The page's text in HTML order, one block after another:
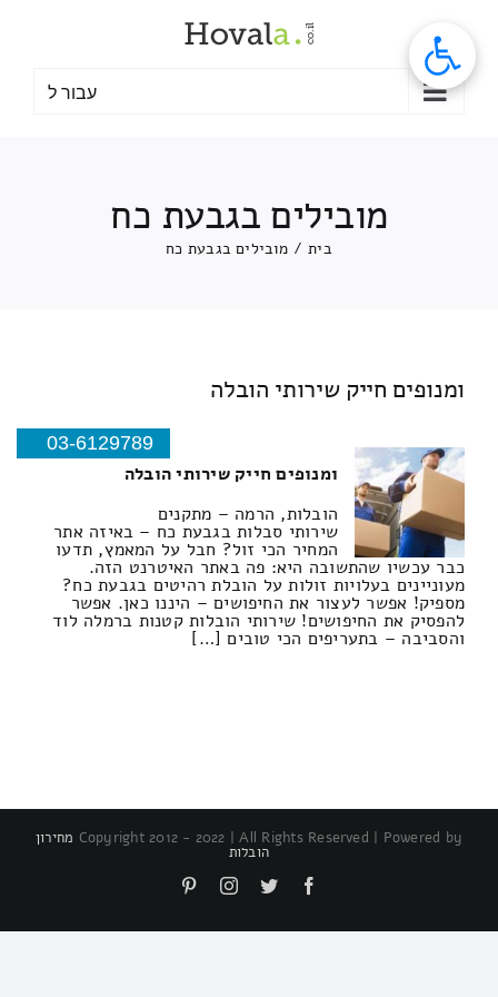
עבור ל
מובילים בגבעת כח
בית / מובילים בגבעת כח
ומנופים חייק שירותי הובלה
03-6129789
ומנופים חייק שירותי הובלה
הובלות, הרמה – מתקנים
שירותי סבלות בגבעת כח – באיזה אתר
המחיר הכי זול? חבל על המאמץ, תדעו
כבר עכשיו שהתשובה היא: פה באתר האיטרנט הזה.
מעוניינים בעלויות זולות על הובלת רהיטים בגבעת כח?
מספיק! אפשר לעצור את החיפושים – היננו כאן. אפשר
להפסיק את החיפושים! שירותי הובלות קטנות ברמלה לוד
והסביבה – בתעריפים הכי טובים […]
Copyright 2012 - 2022 | All Rights Reserved | Powered by מחירון
הובלות
Facebook
Twitter
Instagram